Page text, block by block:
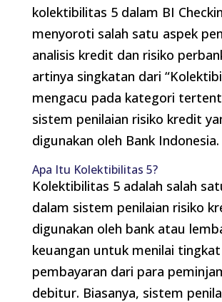
kolektibilitas 5 dalam BI
menyoroti salah satu aspek
analisis kredit dan risiko
artinya singkatan dari
mengacu pada kategori
sistem penilaian risiko kredit
digunakan oleh Bank Indonesia.
Apa Itu Kolektibilitas 5?
Kolektibilitas 5 adalah salah
dalam sistem penilaian risiko
digunakan oleh bank atau
keuangan untuk menilai tingkat
pembayaran dari para
debitur. Biasanya, sistem